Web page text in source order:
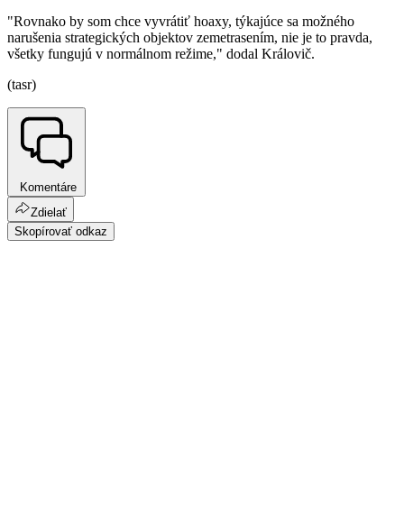
"Rovnako by som chce vyvrátiť hoaxy, týkajúce sa možného
narušenia strategických objektov zemetrasením, nie je to pravda,
všetky fungujú v normálnom režime," dodal Královič.
(tasr)
Komentáre
Zdielať
Skopírovať odkaz